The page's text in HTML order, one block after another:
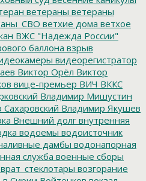
ветераны ветераны
ветхие дома ветхое
ВЖС "Надежда России"
баллона взрыв
видеорегистратор
Виктор Орёл Виктор
вице-премьер ВИЧ ВККС
Владимир Мишустин
Владимир Якушев
Внешний долг внутренняя
водоемы водоисточник
дамбы водонапорная
служба военные сборы
возгорание